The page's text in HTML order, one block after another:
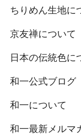
ちりめん生地に
京友禅について
日本の伝統色に
和一公式ブログ
和一について
和一最新メルマ